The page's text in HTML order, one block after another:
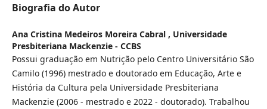
Biografia do Autor
Ana Cristina Medeiros Moreira Cabral , Universidade
Presbiteriana Mackenzie - CCBS
Possui graduação em Nutrição pelo Centro Universitário São
Camilo (1996) mestrado e doutorado em Educação, Arte e
História da Cultura pela Universidade Presbiteriana
Mackenzie (2006 - mestrado e 2022 - doutorado). Trabalhou